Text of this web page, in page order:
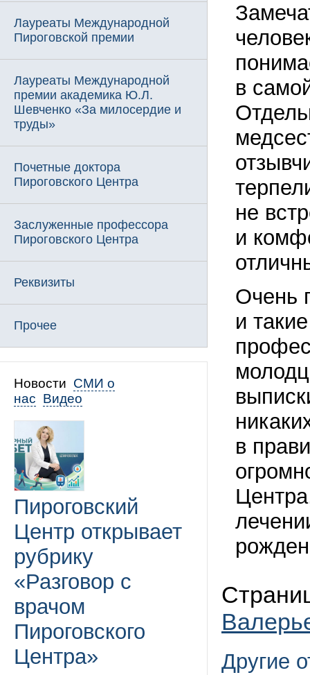
Лауреаты Международной
Пироговской премии
Лауреаты Международной
премии академика Ю.Л.
Шевченко «За милосердие и
труды»
Почетные доктора
Пироговского Центра
Заслуженные профессора
Пироговского Центра
Реквизиты
Прочее
Новости СМИ о
нас Видео
Пироговский
Центр открывает
рубрику
«Разговор с
врачом
Пироговского
Центра»
в
не
и
Очень
и
в
Другие